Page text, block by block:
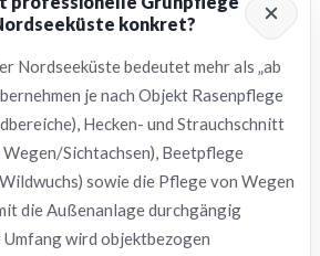
konkret?
Nordseeküste bedeutet mehr als „ab
je nach Objekt Rasenpflege
Hecken- und Strauchschnitt
Sichtachsen), Beetpflege
sowie die Pflege von Wegen
die Außenanlage durchgängig
wird objektbezogen